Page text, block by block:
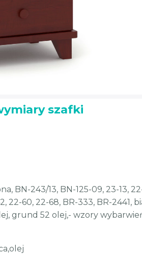
szafki
BN-243/13, BN-125-09, 23-13,
22-60, 22-68, BR-333, BR-2441,
grund 52 olej,- wzory